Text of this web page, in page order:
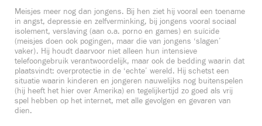
Meisjes meer nog dan jongens. Bij hen ziet hij vooral een toename
in angst, depressie en zelfverminking, bij jongens vooral sociaal
isolement, verslaving (aan o.a. porno en games) en suïcide
(meisjes doen ook pogingen, maar die van jongens ‘slagen’
vaker). Hij houdt daarvoor niet alleen hun intensieve
telefoongebruik verantwoordelijk, maar ook de bedding waarin dat
plaatsvindt: overprotectie in de ‘echte’ wereld. Hij schetst een
situatie waarin kinderen en jongeren nauwelijks nog buitenspelen
(hij heeft het hier over Amerika) en tegelijkertijd zo goed als vrij
spel hebben op het internet, met alle gevolgen en gevaren van
dien.